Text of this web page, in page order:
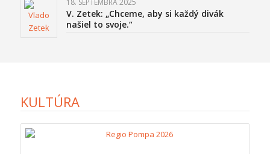
18. SEPTEMBRA 2025
V. Zetek: „Chceme, aby si každý divák
našiel to svoje.“
KULTÚRA